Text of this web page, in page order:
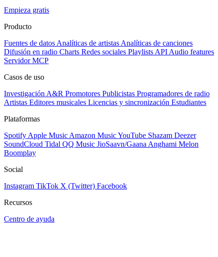
Empieza gratis
Producto
Fuentes de datos Analíticas de artistas Analíticas de canciones
Difusión en radio Charts Redes sociales Playlists API Audio features
Servidor MCP
Casos de uso
Investigación A&R Promotores Publicistas Programadores de radio
Artistas Editores musicales Licencias y sincronización Estudiantes
Plataformas
Spotify Apple Music Amazon MusicYouTube Shazam Deezer
SoundCloud Tidal QQ Music JioSaavn/Gaana Anghami Melon
Boomplay
Social
Instagram TikTok X (Twitter) Facebook
Recursos
Centro de ayuda